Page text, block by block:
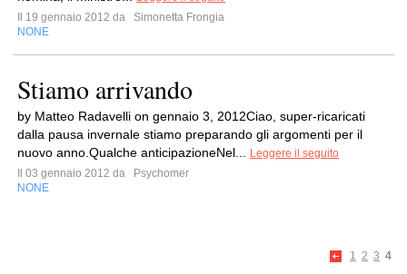
Il 19 gennaio 2012 da
Simonetta Frongia
NONE
Stiamo arrivando
by Matteo Radavelli on gennaio 3, 2012Ciao, super-ricaricati
dalla pausa invernale stiamo preparando gli argomenti per il
nuovo anno.Qualche anticipazioneNel...
Leggere il seguito
Il 03 gennaio 2012 da
Psychomer
NONE
1 2 3 4